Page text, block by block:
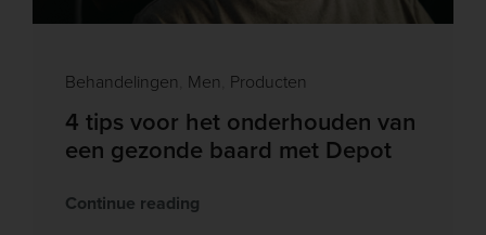
Behandelingen Men Producten
4 tips voor het onderhouden van
een gezonde baard met Depot
Continue reading